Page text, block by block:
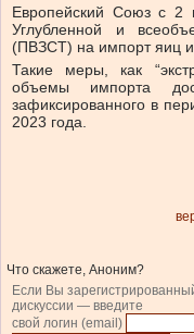
Европейский Союз с 2
Углубленной и
(ПВЗСТ) на импорт яиц
Такие меры, как
объемы импорта
зафиксированного в
2023 года.
Что скажете, Аноним?
Если Вы
дискуссии — введите
свой логин (email)